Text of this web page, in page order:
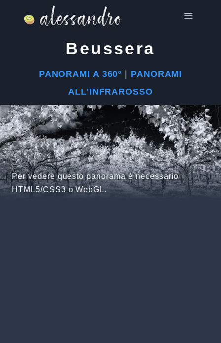
Beussera
PANORAMI A 360°
PANORAMI
ALL'INFRAROSSO
Per vedere questo panorama è necessario
HTML5/CSS3 o WebGL.